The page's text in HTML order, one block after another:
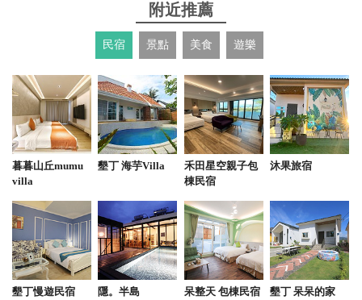
附近推薦
民宿 景點 美食 遊樂
暮暮山丘mumu
villa
墾丁 海芋Villa
禾田星空親子包
棟民宿
沐果旅宿
墾丁慢遊民宿
隱。半島 呆整天 包棟民宿 墾丁 呆呆的家